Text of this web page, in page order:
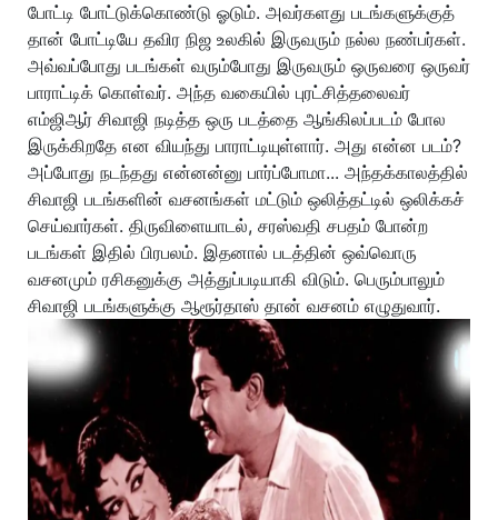
போட்டி போட்டுக்கொண்டு ஓடும். அவர்களது படங்களுக்குத்
தான் போட்டியே தவிர நிஜ உலகில் இருவரும் நல்ல நண்பர்கள்.
அவ்வப்போது படங்கள் வரும்போது இருவரும் ஒருவரை ஒருவர்
பாராட்டிக் கொள்வர். அந்த வகையில் புரட்சித்தலைவர்
எம்ஜிஆர் சிவாஜி நடித்த ஒரு படத்தை ஆங்கிலப்படம் போல
இருக்கிறதே என வியந்து பாராட்டியுள்ளார். அது என்ன படம்?
அப்போது நடந்தது என்னன்னு பார்ப்போமா... அந்தக்காலத்தில்
சிவாஜி படங்களின் வசனங்கள் மட்டும் ஒலித்தட்டில் ஒலிக்கச்
செய்வார்கள். திருவிளையாடல், சரஸ்வதி சபதம் போன்ற
படங்கள் இதில் பிரபலம். இதனால் படத்தின் ஒவ்வொரு
வசனமும் ரசிகனுக்கு அத்துப்படியாகி விடும். பெரும்பாலும்
சிவாஜி படங்களுக்கு ஆரூர்தாஸ் தான் வசனம் எழுதுவார்.